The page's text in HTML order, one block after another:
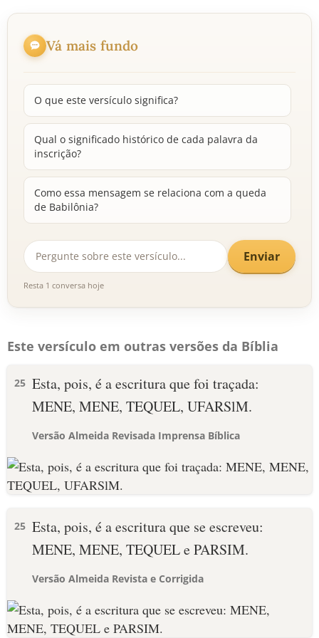
Vá mais fundo
O que este versículo significa?
Qual o significado histórico de cada palavra da
inscrição?
Como essa mensagem se relaciona com a queda
de Babilônia?
Enviar
Resta 1 conversa hoje
Este versículo em outras versões da Bíblia
25 Esta, pois, é a escritura que foi traçada:
MENE, MENE, TEQUEL, UFARSlM.
Versão Almeida Revisada Imprensa Bíblica
25 Esta, pois, é a escritura que se escreveu:
MENE, MENE, TEQUEL e PARSIM.
Versão Almeida Revista e Corrigida